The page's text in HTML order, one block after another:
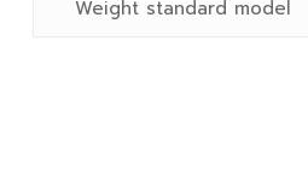
Weight standard model